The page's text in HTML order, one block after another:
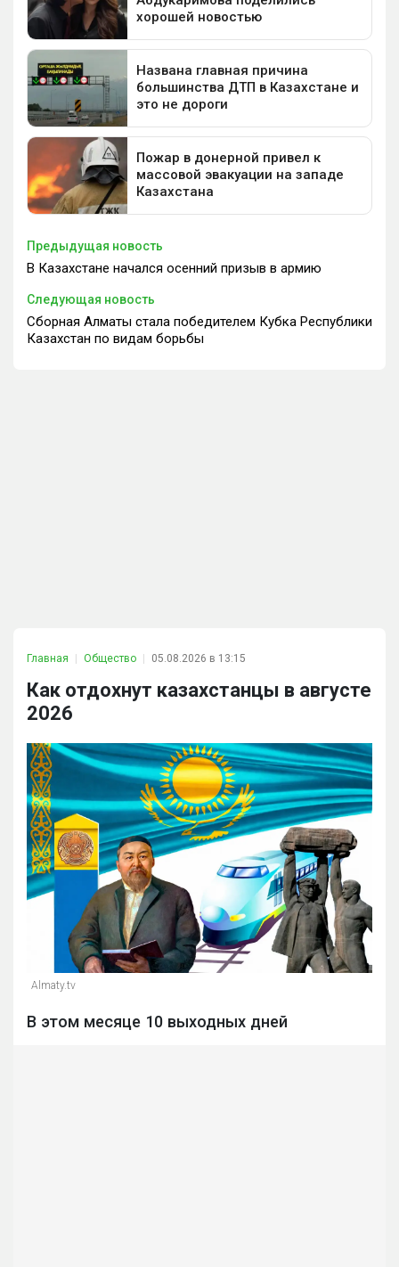
Предыдущая новость
В Казахстане начался осенний призыв в армию
Следующая новость
Сборная Алматы стала победителем Кубка Республики
Казахстан по видам борьбы
Главная Общество 05.08.2026 в 13:15
Как отдохнут казахстанцы в августе
2026
Almaty.tv
В этом месяце 10 выходных дней